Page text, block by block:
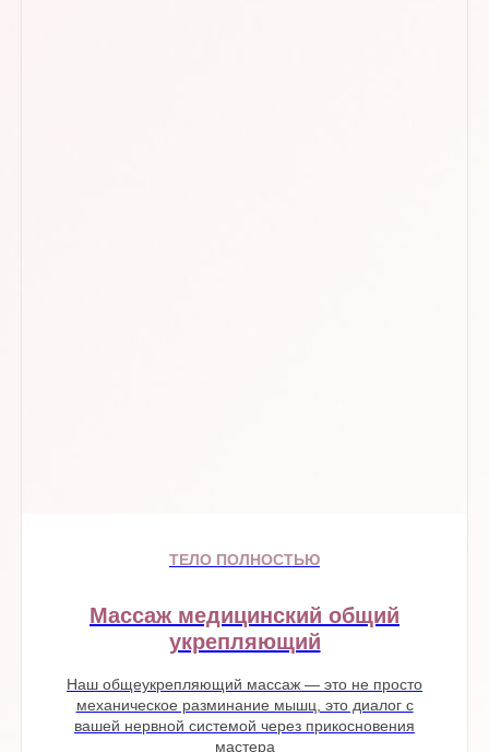
ТЕЛО ПОЛНОСТЬЮ
Массаж медицинский общий
укрепляющий
Наш общеукрепляющий массаж — это не просто
механическое разминание мышц, это диалог с
вашей нервной системой через прикосновения
мастера